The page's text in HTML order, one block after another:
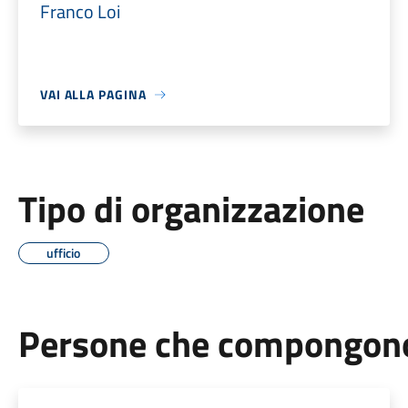
Franco Loi
VAI ALLA PAGINA
Tipo di organizzazione
ufficio
Persone che